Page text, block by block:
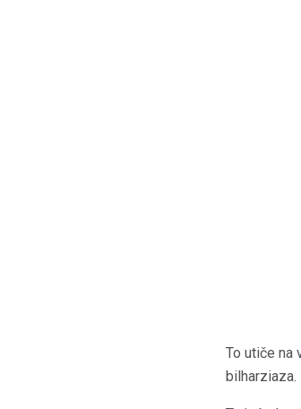
To utiče na
bilharziaza.